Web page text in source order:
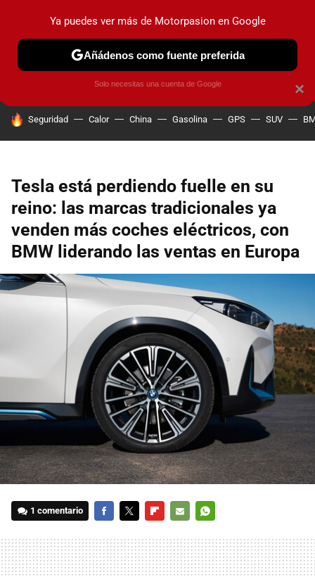
PRUEBAS COCHES ELÉCTRICOS OBSERVATORIO
HOY SE HABLA DE
Seguridad Calor China Gasolina GPS SUV
Tesla está perdiendo fuelle en su
reino: las marcas tradicionales ya
venden más coches eléctricos, con
BMW liderando las ventas en Europa
1 comentario
MAIL
×
Ya puedes ver más de Motorpasion en Google
Añádenos como fuente preferida
Solo necesitas una cuenta de Google